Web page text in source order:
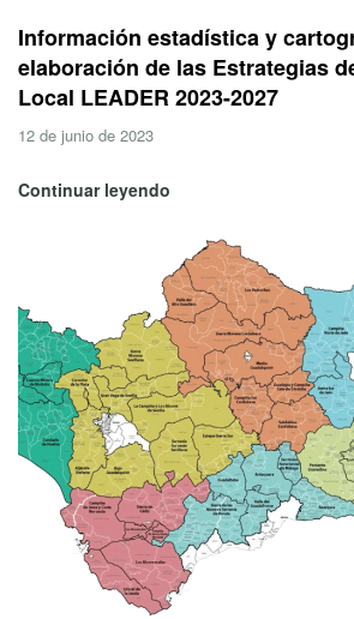
Información estadística y
elaboración de las Estrategias
Local LEADER 2023-2027
12 de junio de 2023
Continuar leyendo